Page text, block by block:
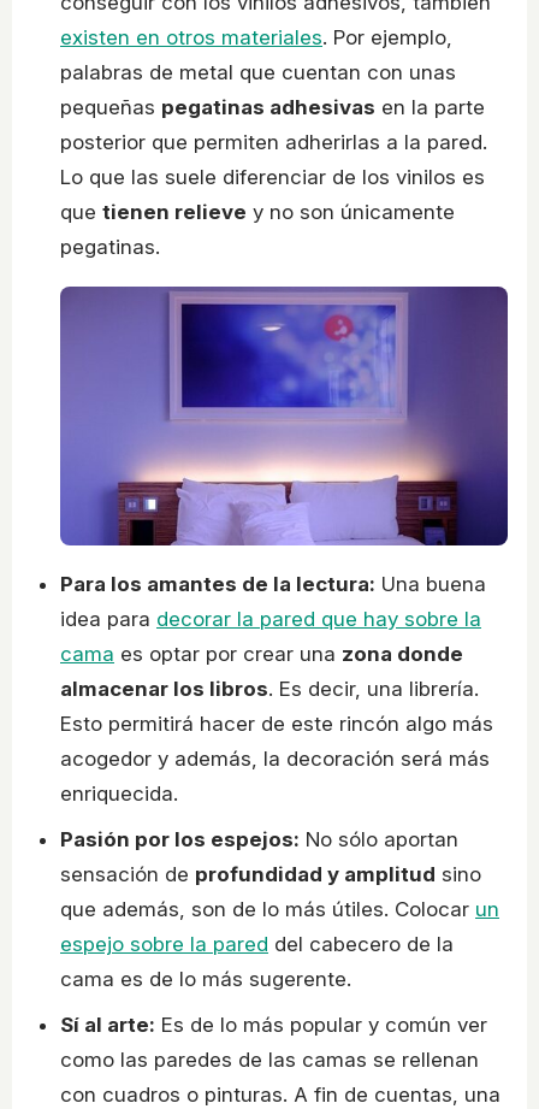
existen en otros materiales. Por ejemplo,
palabras de metal que cuentan con unas
pequeñas pegatinas adhesivas en la parte
posterior que permiten adherirlas a la pared.
Lo que las suele diferenciar de los vinilos es
que tienen relieve y no son únicamente
pegatinas.
Para los amantes de la lectura: Una buena
idea para decorar la pared que hay sobre la
cama es optar por crear una zona donde
almacenar los libros. Es decir, una librería.
Esto permitirá hacer de este rincón algo más
acogedor y además, la decoración será más
enriquecida.
Pasión por los espejos: No sólo aportan
sensación de profundidad y amplitud sino
que además, son de lo más útiles. Colocar un
espejo sobre la pared del cabecero de la
cama es de lo más sugerente.
Sí al arte: Es de lo más popular y común ver
como las paredes de las camas se rellenan
con cuadros o pinturas. A fin de cuentas, una